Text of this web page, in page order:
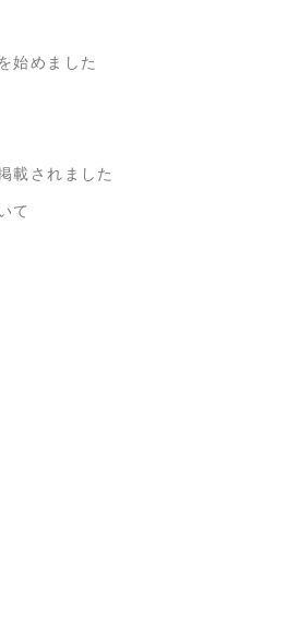
始めました
載されました
て